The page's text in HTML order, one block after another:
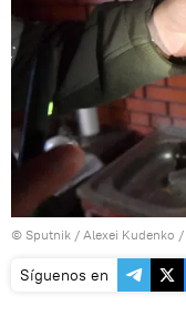
© Sputnik / Alexei Kudenko /
Síguenos en